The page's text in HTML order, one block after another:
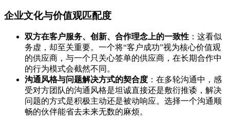
企业文化与价值观匹配度
双方在客户服务、创新、合作理念上的一致性 ：这看似
务虚，却至关重要。一个将“客户成功”视为核心价值观
的供应商，与一个只关心签单的供应商，在长期合作中
的行为模式会截然不同。
沟通风格与问题解决方式的契合度 ：在多轮沟通中，感
受对方团队的沟通风格是坦诚直接还是敷衍推诿，解决
问题的方式是积极主动还是被动响应。选择一个沟通顺
畅的伙伴能省去未来无数的麻烦。